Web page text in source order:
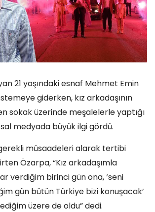
21 yaşındaki esnaf Mehmet Emin
giderken, kız arkadaşının
sokak üzerinde meşalelerle yaptığı
medyada büyük ilgi gördü.
müsaadeleri alarak tertibi
Özarpa, “Kız arkadaşımla
verdiğim birinci gün ona, ‘seni
gün bütün Türkiye bizi konuşacak’
üzere de oldu” dedi.